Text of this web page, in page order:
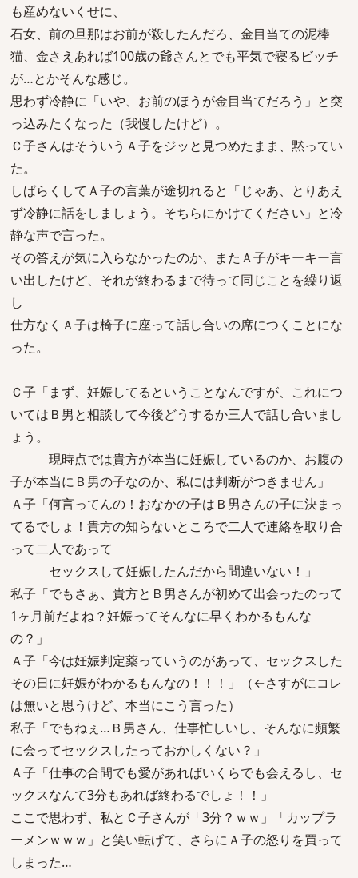
も産めないくせに、
石女、前の旦那はお前が殺したんだろ、金目当ての泥棒
猫、金さえあれば100歳の爺さんとでも平気で寝るビッチ
が…とかそんな感じ。
思わず冷静に「いや、お前のほうが金目当てだろう」と突
っ込みたくなった（我慢したけど）。
Ｃ子さんはそういうＡ子をジッと見つめたまま、黙ってい
た。
しばらくしてＡ子の言葉が途切れると「じゃあ、とりあえ
ず冷静に話をしましょう。そちらにかけてください」と冷
静な声で言った。
その答えが気に入らなかったのか、またＡ子がキーキー言
い出したけど、それが終わるまで待って同じことを繰り返
し
仕方なくＡ子は椅子に座って話し合いの席につくことにな
った。
Ｃ子「まず、妊娠してるということなんですが、これにつ
いてはＢ男と相談して今後どうするか三人で話し合いまし
ょう。
現時点では貴方が本当に妊娠しているのか、お腹の
子が本当にＢ男の子なのか、私には判断がつきません」
Ａ子「何言ってんの！おなかの子はＢ男さんの子に決まっ
てるでしょ！貴方の知らないところで二人で連絡を取り合
って二人であって
セックスして妊娠したんだから間違いない！」
私子「でもさぁ、貴方とＢ男さんが初めて出会ったのって
1ヶ月前だよね？妊娠ってそんなに早くわかるもんな
の？」
Ａ子「今は妊娠判定薬っていうのがあって、セックスした
その日に妊娠がわかるもんなの！！！」（←さすがにコレ
は無いと思うけど、本当にこう言った）
私子「でもねぇ…Ｂ男さん、仕事忙しいし、そんなに頻繁
に会ってセックスしたっておかしくない？」
Ａ子「仕事の合間でも愛があればいくらでも会えるし、セ
ックスなんて3分もあれば終わるでしょ！！」
ここで思わず、私とＣ子さんが「3分？ｗｗ」「カップラ
ーメンｗｗｗ」と笑い転げて、さらにＡ子の怒りを買って
しまった…